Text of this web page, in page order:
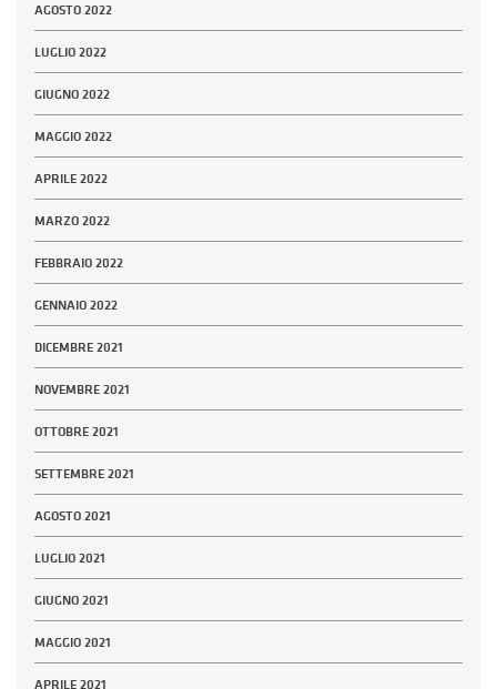
AGOSTO 2022
LUGLIO 2022
GIUGNO 2022
MAGGIO 2022
APRILE 2022
MARZO 2022
FEBBRAIO 2022
GENNAIO 2022
DICEMBRE 2021
NOVEMBRE 2021
OTTOBRE 2021
SETTEMBRE 2021
AGOSTO 2021
LUGLIO 2021
GIUGNO 2021
MAGGIO 2021
APRILE 2021